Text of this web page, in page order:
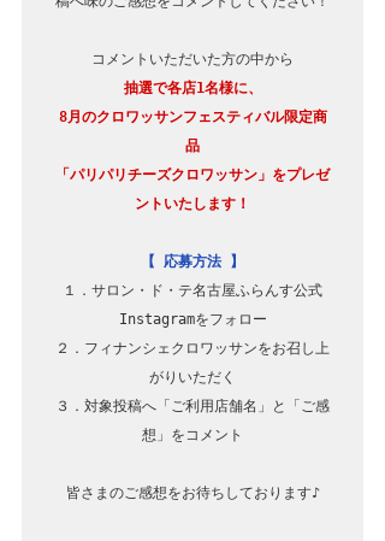
抽選で各店1名様に、
8月のクロワッサンフェスティバル限定商
品
「パリパリチーズクロワッサン」をプレゼ
ントいたします！
【 応募方法 】
１．サロン・ド・テ名古屋ふらんす公式
Instagramをフォロー
２．フィナンシェクロワッサンをお召し上
がりいただく
３．対象投稿へ「ご利用店舗名」と「ご感
想」をコメント
皆さまのご感想をお待ちしております♪